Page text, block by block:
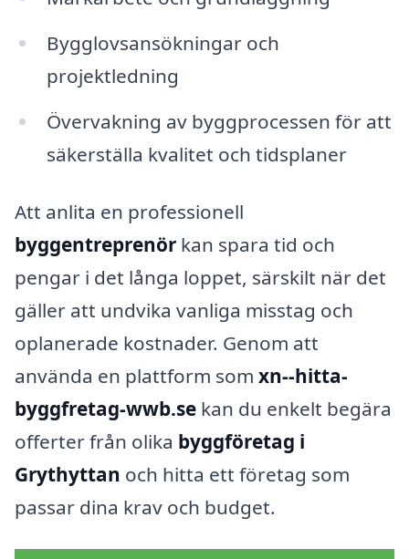
Bygglovsansökningar och
projektledning
Övervakning av byggprocessen för att
säkerställa kvalitet och tidsplaner
Att anlita en professionell
byggentreprenör kan spara tid och
pengar i det långa loppet, särskilt när det
gäller att undvika vanliga misstag och
oplanerade kostnader. Genom att
använda en plattform som xn--hitta-
byggfretag-wwb.se kan du enkelt begära
offerter från olika byggföretag i
Grythyttan och hitta ett företag som
passar dina krav och budget.